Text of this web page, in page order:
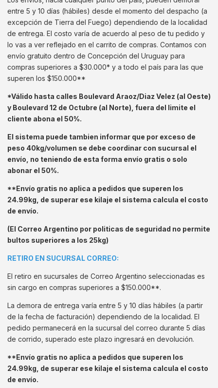
entre 5 y 10 días (hábiles) desde el momento del despacho (a
excepción de Tierra del Fuego) dependiendo de la localidad
de entrega. El costo varía de acuerdo al peso de tu pedido y
lo vas a ver reflejado en el carrito de compras. Contamos con
envío gratuito dentro de Concepción del Uruguay para
compras superiores a $30.000* y a todo el país para las que
superen los $150.000**
*Válido hasta calles Boulevard Araoz/Diaz Velez (al Oeste)
y Boulevard 12 de Octubre (al Norte), fuera del limite el
cliente abona el 50%.
El sistema puede tambien informar que por exceso de
peso 40kg/volumen se debe coordinar con sucursal el
envío, no teniendo de esta forma envío gratis o solo
abonar el 50%.
**Envío gratis no aplica a pedidos que superen los
24.99kg, de superar ese kilaje el sistema calcula el costo
de envío.
(El Correo Argentino por politicas de seguridad no permite
bultos superiores a los 25kg)
RETIRO EN SUCURSAL CORREO:
El retiro en sucursales de Correo Argentino seleccionadas es
sin cargo en compras superiores a $150.000**.
La demora de entrega varía entre 5 y 10 días hábiles (a partir
de la fecha de facturación) dependiendo de la localidad. El
pedido permanecerá en la sucursal del correo durante 5 días
de corrido, superado este plazo ingresará en devolución.
**Envío gratis no aplica a pedidos que superen los
24.99kg, de superar ese kilaje el sistema calcula el costo
de envío.